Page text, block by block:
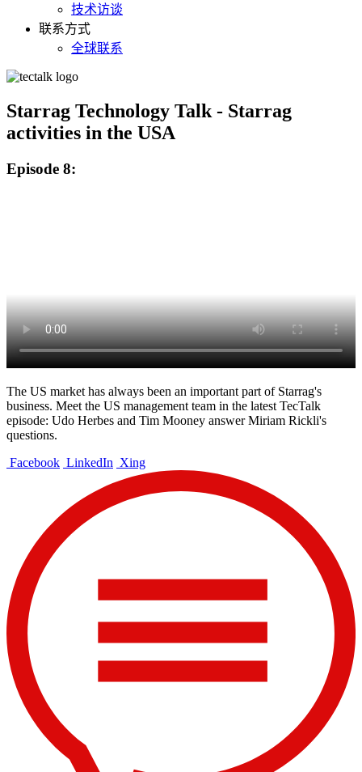
技术访谈
联系方式
全球联系
Starrag Technology Talk - Starrag
activities in the USA
Episode 8:
The US market has always been an important part of Starrag's
business. Meet the US management team in the latest TecTalk
episode: Udo Herbes and Tim Mooney answer Miriam Rickli's
questions.
Facebook LinkedIn Xing